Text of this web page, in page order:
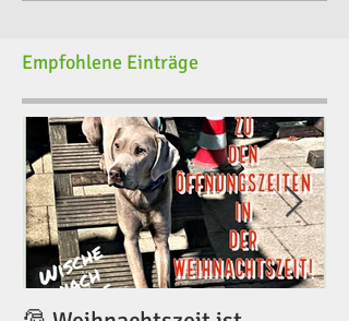
Empfohlene Einträge